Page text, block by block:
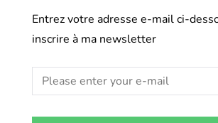
Entrez votre adresse e-mail ci-
inscrire à ma newsletter